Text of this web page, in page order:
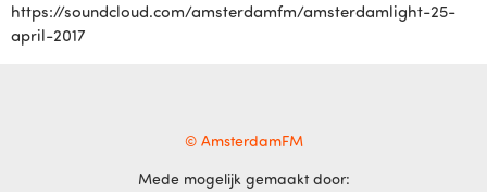
https://soundcloud.com/amsterdamfm/amsterdamlight-25-
april-2017
© AmsterdamFM
Mede mogelijk gemaakt door: